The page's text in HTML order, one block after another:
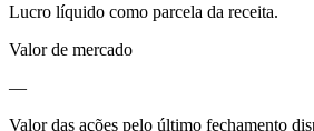
Lucro líquido como parcela da receita.
Valor de mercado
—
Valor das ações pelo último fechamento